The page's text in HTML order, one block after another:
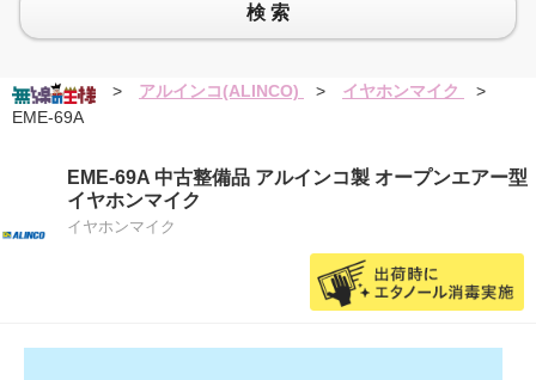
検 索
> アルインコ(ALINCO) > イヤホンマイク
>
EME-69A
EME-69A 中古整備品 アルインコ製 オープンエアー型
イヤホンマイク
イヤホンマイク